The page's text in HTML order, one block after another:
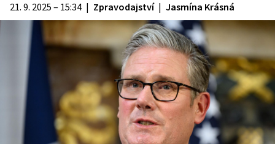
21. 9. 2025 – 15:34 | Zpravodajství | Jasmína Krásná